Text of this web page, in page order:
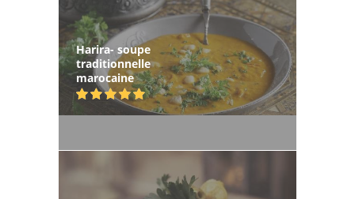
Harira- soupe
traditionnelle
marocaine